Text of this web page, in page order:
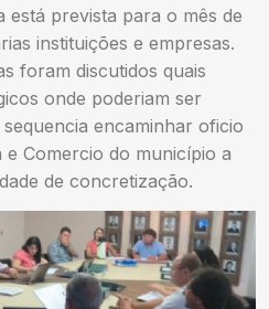
está prevista para o mês de
instituições e empresas.
foram discutidos quais
onde poderiam ser
encaminhar oficio
Comercio do município a
de concretização.